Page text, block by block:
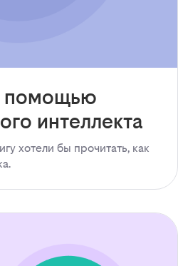
помощью
интеллекта
хотели бы прочитать, как